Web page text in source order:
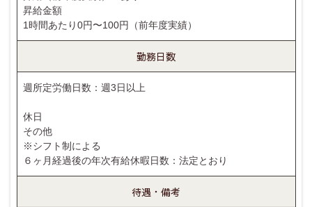
昇給金額
1時間あたり0円〜100円（前年度実績）
勤務日数
週所定労働日数：週3日以上
休日
その他
※シフト制による
６ヶ月経過後の年次有給休暇日数：法定とおり
待遇・備考